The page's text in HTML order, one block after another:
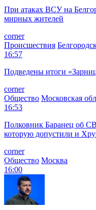
При атаках ВСУ на
мирных жителей
corner
Происшествия
16:57
Подведены итоги
corner
Общество Московская
16:53
Полковник Баранец об
которую допустили и
corner
Общество Москва
16:00